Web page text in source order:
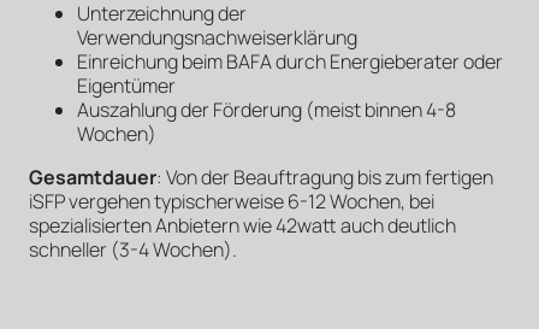
Unterzeichnung der
Verwendungsnachweiserklärung
Einreichung beim BAFA durch Energieberater oder
Eigentümer
Auszahlung der Förderung (meist binnen 4-8
Wochen)
Gesamtdauer: Von der Beauftragung bis zum fertigen
iSFP vergehen typischerweise 6-12 Wochen, bei
spezialisierten Anbietern wie 42watt auch deutlich
schneller (3-4 Wochen).